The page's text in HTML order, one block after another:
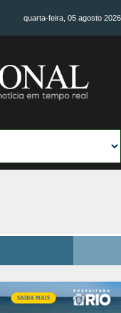
quarta-feira, 05 agosto 2026